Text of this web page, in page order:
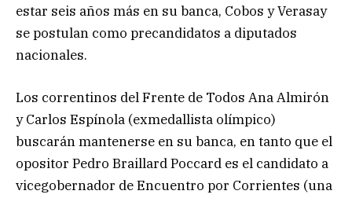
estar seis años más en su banca, Cobos y Verasay
se postulan como precandidatos a diputados
nacionales.
Los correntinos del Frente de Todos Ana Almirón
y Carlos Espínola (exmedallista olímpico)
buscarán mantenerse en su banca, en tanto que el
opositor Pedro Braillard Poccard es el candidato a
vicegobernador de Encuentro por Corrientes (una